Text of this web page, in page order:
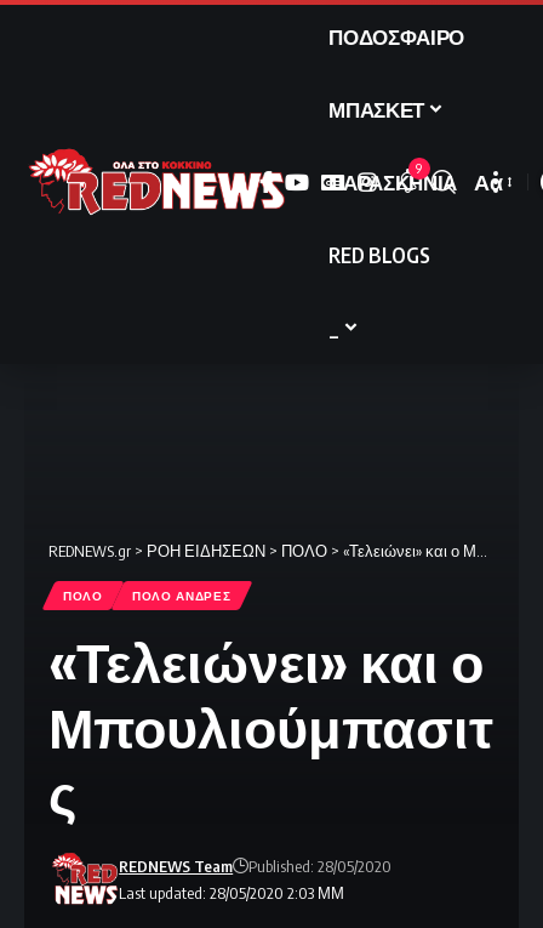
ΠΟΔΟΣΦΑΙΡΟ
ΜΠΑΣΚΕΤ
ΠΑΡΑΣΚΗΝΙΑ
RED BLOGS
9
Font
Αα
REDNEWS.gr > ΡΟΗ ΕΙΔΗΣΕΩΝ > ΠΟΛΟ > «Τελειώνει» και ο Μπουλιούμπασιτς
ΠΟΛΟ ΠΟΛΟ ΑΝΔΡΕΣ
«Τελειώνει» και ο
Μπουλιούμπασιτ
ς
Last updated: 28/05/2020 2:03 ΜΜ
REDNEWS Team Published: 28/05/2020